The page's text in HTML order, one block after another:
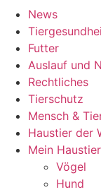
News
Futter
Auslauf und
Rechtliches
Tierschutz
Mensch &
Haustier der
Mein Haustier
Vögel
Hund